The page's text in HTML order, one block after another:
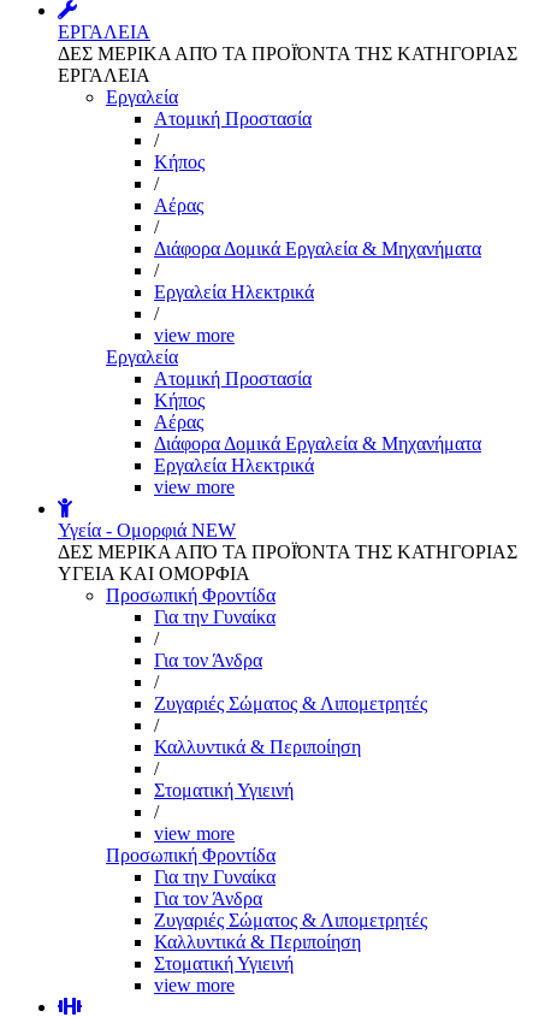
ΕΡΓΑΛΕΙΑ
ΔΕΣ ΜΕΡΙΚΑ ΑΠΌ ΤΑ ΠΡΟΪΌΝΤΑ ΤΗΣ ΚΑΤΗΓΟΡΙΑΣ
ΕΡΓΑΛΕΙΑ
Εργαλεία
Aτομική Προστασία
/
Kήπος
/
Αέρας
/
Διάφορα Δομικά Εργαλεία & Μηχανήματα
/
Εργαλεία Ηλεκτρικά
/
view more
Εργαλεία
Aτομική Προστασία
Kήπος
Αέρας
Διάφορα Δομικά Εργαλεία & Μηχανήματα
Εργαλεία Ηλεκτρικά
view more
Υγεία - Ομορφιά NEW
ΔΕΣ ΜΕΡΙΚΑ ΑΠΌ ΤΑ ΠΡΟΪΌΝΤΑ ΤΗΣ ΚΑΤΗΓΟΡΙΑΣ
ΥΓΕΙΑ ΚΑΙ ΟΜΟΡΦΙΑ
Προσωπική Φροντίδα
Για την Γυναίκα
/
Για τον Άνδρα
/
Ζυγαριές Σώματος & Λιπομετρητές
/
Καλλυντικά & Περιποίηση
/
Στοματική Υγιεινή
/
view more
Προσωπική Φροντίδα
Για την Γυναίκα
Για τον Άνδρα
Ζυγαριές Σώματος & Λιπομετρητές
Καλλυντικά & Περιποίηση
Στοματική Υγιεινή
view more